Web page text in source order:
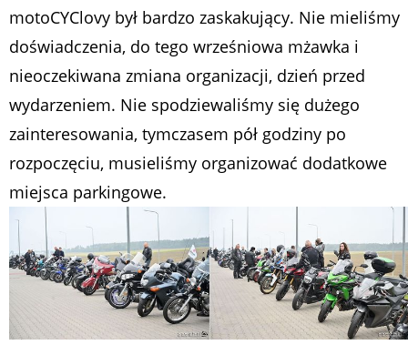
motoCYClovy był bardzo zaskakujący. Nie mieliśmy
doświadczenia, do tego wrześniowa mżawka i
nieoczekiwana zmiana organizacji, dzień przed
wydarzeniem. Nie spodziewaliśmy się dużego
zainteresowania, tymczasem pół godziny po
rozpoczęciu, musieliśmy organizować dodatkowe
miejsca parkingowe.